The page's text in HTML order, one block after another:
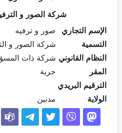
شركة الصور و
الإسم التجاري
صور و ترفيه
التسمية
شركة الصور و
النظام القانوني شركة ذات
المقر
جربة
الترقيم البريدي
الولاية
مدنين